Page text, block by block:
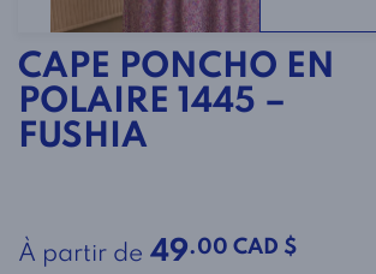
CAPE PONCHO EN
POLAIRE 1445 –
FUSHIA
À partir de 49.00 CAD $